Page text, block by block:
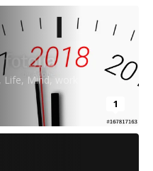
,Life, Mind, work
1